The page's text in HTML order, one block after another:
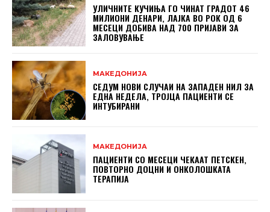
УЛИЧНИТЕ КУЧИЊА ГО ЧИНАТ ГРАДОТ 46
МИЛИОНИ ДЕНАРИ, ЛАЈКА ВО РОК ОД 6
МЕСЕЦИ ДОБИВА НАД 700 ПРИЈАВИ ЗА
ЗАЛОВУВАЊЕ
МАКЕДОНИЈА
СЕДУМ НОВИ СЛУЧАИ НА ЗАПАДЕН НИЛ ЗА
ЕДНА НЕДЕЛА, ТРОЈЦА ПАЦИЕНТИ СЕ
ИНТУБИРАНИ
МАКЕДОНИЈА
ПАЦИЕНТИ СО МЕСЕЦИ ЧЕКААТ ПЕТСКЕН,
ПОВТОРНО ДОЦНИ И ОНКОЛОШКАТА
ТЕРАПИЈА